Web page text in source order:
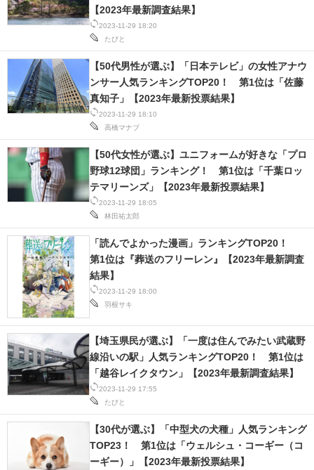
2023-11-29 18:20
たびと
【2023年最新調査結果】
2023-11-29 18:10
高橋マナブ
【50代男性が選ぶ】「日本テレビ」の女性アナウ
ンサー人気ランキングTOP20！ 第1位は「佐藤
真知子」【2023年最新投票結果】
2023-11-29 18:05
林田祐太郎
【50代女性が選ぶ】ユニフォームが好きな「プロ
野球12球団」ランキング！ 第1位は「千葉ロッ
テマリーンズ」【2023年最新投票結果】
2023-11-29 18:00
羽根サキ
「読んでよかった漫画」ランキングTOP20！
第1位は『葬送のフリーレン』【2023年最新調査
結果】
2023-11-29 17:55
たびと
【埼玉県民が選ぶ】「一度は住んでみたい武蔵野
線沿いの駅」人気ランキングTOP20！ 第1位は
「越谷レイクタウン」【2023年最新調査結果】
【30代が選ぶ】「中型犬の犬種」人気ランキング
TOP23！ 第1位は「ウェルシュ・コーギー（コ
ーギー）」【2023年最新投票結果】